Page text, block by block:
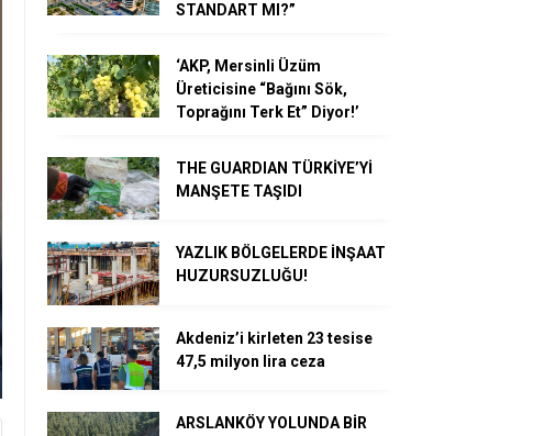
STANDART MI?”
‘AKP, Mersinli Üzüm
Üreticisine “Bağını Sök,
Toprağını Terk Et” Diyor!’
THE GUARDIAN TÜRKİYE’Yİ
MANŞETE TAŞIDI
YAZLIK BÖLGELERDE İNŞAAT
HUZURSUZLUĞU!
Akdeniz’i kirleten 23 tesise
47,5 milyon lira ceza
ARSLANKÖY YOLUNDA BİR